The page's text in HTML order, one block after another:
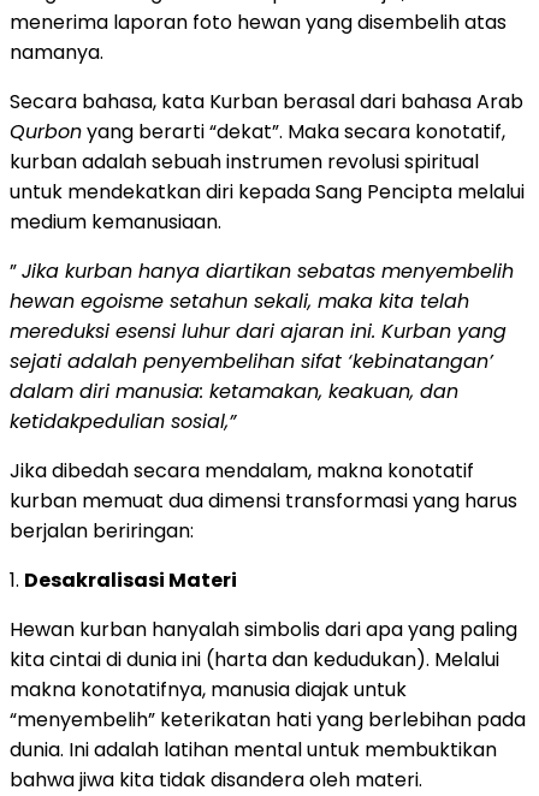
menerima laporan foto hewan yang disembelih atas
namanya.
Secara bahasa, kata Kurban berasal dari bahasa Arab
Qurbonyang berarti “dekat”. Maka secara konotatif,
kurban adalah sebuah instrumen revolusi spiritual
untuk mendekatkan diri kepada Sang Pencipta melalui
medium kemanusiaan.
”Jika kurban hanya diartikan sebatas menyembelih
hewan egoisme setahun sekali, maka kita telah
mereduksi esensi luhur dari ajaran ini. Kurban yang
sejati adalah penyembelihan sifat ‘kebinatangan’
dalam diri manusia: ketamakan, keakuan, dan
ketidakpedulian sosial,”
Jika dibedah secara mendalam, makna konotatif
kurban memuat dua dimensi transformasi yang harus
berjalan beriringan:
1. Desakralisasi Materi
Hewan kurban hanyalah simbolis dari apa yang paling
kita cintai di dunia ini (harta dan kedudukan). Melalui
makna konotatifnya, manusia diajak untuk
“menyembelih” keterikatan hati yang berlebihan pada
dunia. Ini adalah latihan mental untuk membuktikan
bahwa jiwa kita tidak disandera oleh materi.